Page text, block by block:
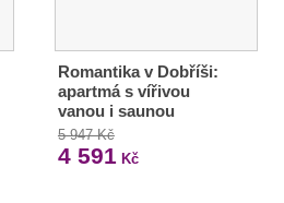
Romantika v Dobříši:
apartmá s vířivou
vanou i saunou
5 947 Kč
4 591 Kč